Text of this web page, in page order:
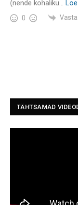
(nende kohaliku…
0 Vasta
TÄHTSAMAD